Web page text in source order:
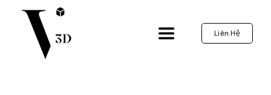
content
Toggle
Liên Hệ